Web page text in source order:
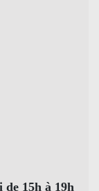
15h à 19h